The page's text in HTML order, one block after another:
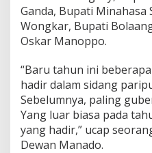
o
k
e
k
e
r
j
a
Ganda, Bupati Minahasa
Wongkar, Bupati
Oskar Manoppo.
“Baru tahun ini
hadir dalam sidang
Sebelumnya, paling
Yang luar biasa pada
yang hadir,” ucap
Dewan Manado.